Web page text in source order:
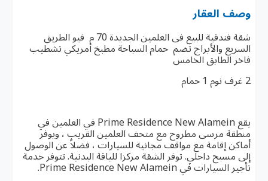
وصف العقار
شقة فندقية للبيع فى العلمين الجديدة 70 م فيو الطريق
السريع والأبراج تضم حمام السباحة مطبخ أمريكي تشطيب
فاخر الطابق الخامس
2 غرف نوم 1 حمام
يقع Prime Residence New Alamein في العلمين في
منطقة مرسى مطروح مع متحف العلمين القريب ، ويوفر
أماكن إقامة مع مواقف مجانية للسيارات ، فضلاً عن الوصول
إلى مسبح داخلي. توفر الشقة مركزا للياقة البدنية. تتوفر خدمة
تأجير السيارات في Prime Residence New Alamein.